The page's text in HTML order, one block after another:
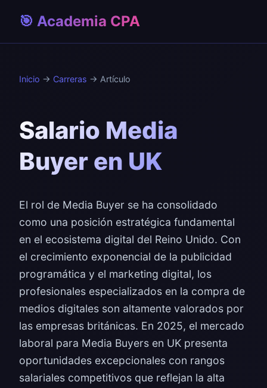
🎯 Academia CPA
Inicio → Carreras → Artículo
Salario Media
Buyer en UK
El rol de Media Buyer se ha consolidado
como una posición estratégica fundamental
en el ecosistema digital del Reino Unido. Con
el crecimiento exponencial de la publicidad
programática y el marketing digital, los
profesionales especializados en la compra de
medios digitales son altamente valorados por
las empresas británicas. En 2025, el mercado
laboral para Media Buyers en UK presenta
oportunidades excepcionales con rangos
salariales competitivos que reflejan la alta